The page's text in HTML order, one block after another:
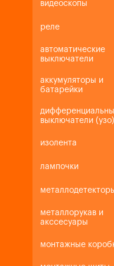
видеоскопы
реле
автоматические
выключатели
аккумуляторы и
батарейки
выключатели (узо)
изолента
лампочки
металлорукав и
акссесуары
монтажные